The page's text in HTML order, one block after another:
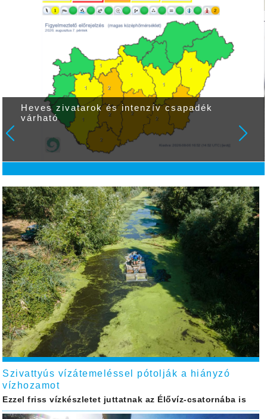
Heves zivatarok és intenzív csapadék
várható
Szivattyús vízátemeléssel pótolják a hiányzó
vízhozamot
Ezzel friss vízkészletet juttatnak az Élővíz-csatornába is